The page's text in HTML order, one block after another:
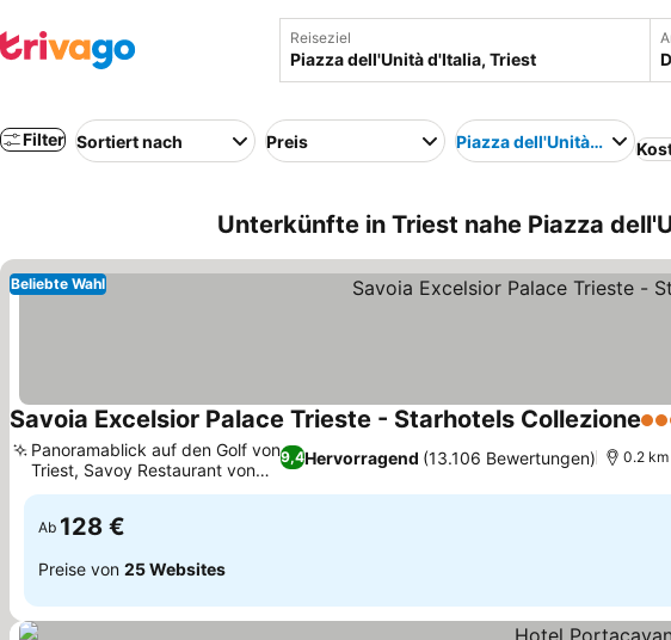
Reiseziel
Filter Sortiert nach Preis Piazza dell'Unità d'Italia
Unterkünfte in Triest nahe Piazza
Beliebte Wahl
Savoia Excelsior Palace Trieste - Starhotels Collezione4
9,4Hervorragend (13.106 Bewertungen)
Panoramablick auf den Golf von
Triest, Savoy Restaurant von
Eataly
0.2
Ab 128 €
Preise von 25 Websites